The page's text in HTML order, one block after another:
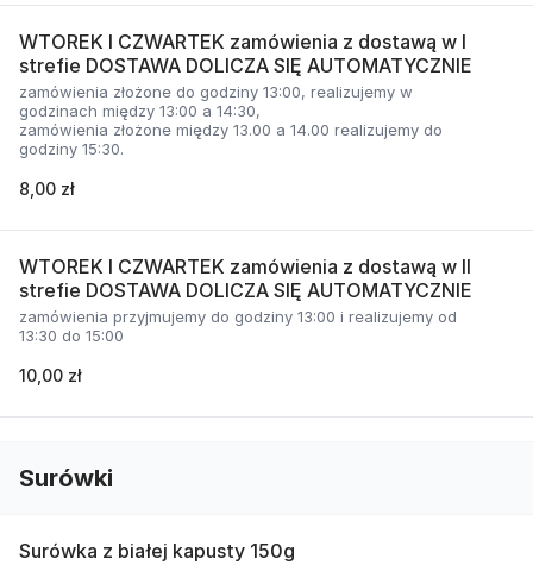
WTOREK I CZWARTEK zamówienia z dostawą w I
strefie DOSTAWA DOLICZA SIĘ AUTOMATYCZNIE
zamówienia złożone do godziny 13:00, realizujemy w
godzinach między 13:00 a 14:30,
zamówienia złożone między 13.00 a 14.00 realizujemy do
godziny 15:30.
8,00 zł
WTOREK I CZWARTEK zamówienia z dostawą w II
strefie DOSTAWA DOLICZA SIĘ AUTOMATYCZNIE
zamówienia przyjmujemy do godziny 13:00 i realizujemy od
13:30 do 15:00
10,00 zł
Surówki
Surówka z białej kapusty 150g